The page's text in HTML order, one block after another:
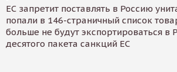
ЕС запретит поставлять в Россию
попали в 146-страничный список
больше не будут экспортироваться
десятого пакета санкций ЕС